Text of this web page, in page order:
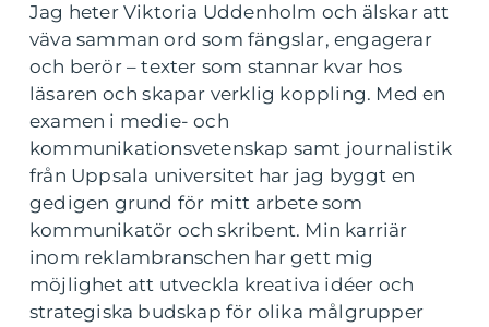
Jag heter Viktoria Uddenholm och älskar att
väva samman ord som fängslar, engagerar
och berör – texter som stannar kvar hos
läsaren och skapar verklig koppling. Med en
examen i medie- och
kommunikationsvetenskap samt journalistik
från Uppsala universitet har jag byggt en
gedigen grund för mitt arbete som
kommunikatör och skribent. Min karriär
inom reklambranschen har gett mig
möjlighet att utveckla kreativa idéer och
strategiska budskap för olika målgrupper